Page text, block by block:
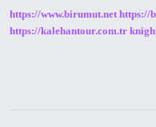
https://www.birumut.net https://
https://kalehantour.com.tr